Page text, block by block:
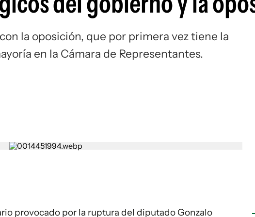
la oposición, que por primera vez tiene la
en la Cámara de Representantes.
provocado por la ruptura del diputado Gonzalo